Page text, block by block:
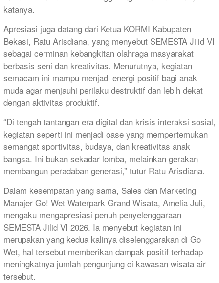
katanya.
Apresiasi juga datang dari Ketua KORMI Kabupaten
Bekasi, Ratu Arisdiana, yang menyebut SEMESTA Jilid VI
sebagai cerminan kebangkitan olahraga masyarakat
berbasis seni dan kreativitas. Menurutnya, kegiatan
semacam ini mampu menjadi energi positif bagi anak
muda agar menjauhi perilaku destruktif dan lebih dekat
dengan aktivitas produktif.
“Di tengah tantangan era digital dan krisis interaksi sosial,
kegiatan seperti ini menjadi oase yang mempertemukan
semangat sportivitas, budaya, dan kreativitas anak
bangsa. Ini bukan sekadar lomba, melainkan gerakan
membangun peradaban generasi,” tutur Ratu Arisdiana.
Dalam kesempatan yang sama, Sales dan Marketing
Manajer Go! Wet Waterpark Grand Wisata, Amelia Juli,
mengaku mengapresiasi penuh penyelenggaraan
SEMESTA Jilid VI 2026. Ia menyebut kegiatan ini
merupakan yang kedua kalinya diselenggarakan di Go
Wet, hal tersebut memberikan dampak positif terhadap
meningkatnya jumlah pengunjung di kawasan wisata air
tersebut.